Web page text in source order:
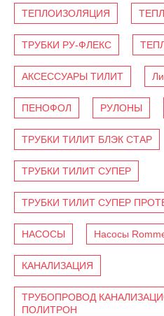
ТЕПЛОИЗОЛЯЦИЯ
ТРУБКИ РУ-ФЛЕКС
АКСЕССУАРЫ ТИЛИТ
ПЕНОФОЛ РУЛОНЫ
ТРУБКИ ТИЛИТ БЛЭК СТАР
ТРУБКИ ТИЛИТ СУПЕР
ТРУБКИ ТИЛИТ СУПЕР
НАСОСЫ Насосы
КАНАЛИЗАЦИЯ
ТРУБОПРОВОД
ПОЛИТРОН